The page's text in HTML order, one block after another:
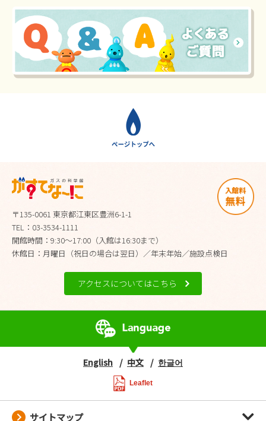
〒135-0061 東京都江東区豊洲6-1-1
TEL：03-3534-1111
開館時間：9:30～17:00（入館は16:30まで）
休館日：月曜日（祝日の場合は翌日）／年末年始／施設点検日
アクセスについてはこちら
English 中文 한글어
Leaflet
サイトマップ